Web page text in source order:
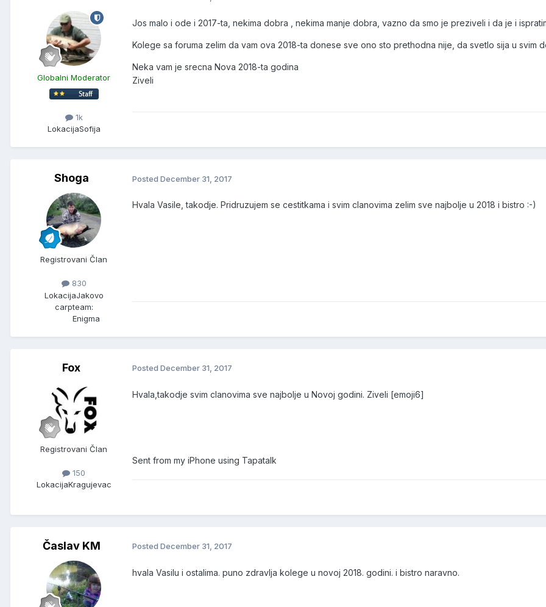
Globalni Moderator
1k
LokacijaSofija
Jos malo i ode i 2017-ta, nekima dobra , nekima manje dobra, vazno da smo je preziveli i da je i
Kolege sa foruma zelim da vam ova 2018-ta donese sve ono sto prethodna nije, da svetlo sija u svim
Neka vam je srecna Nova 2018-ta godina
Ziveli
Shoga
Registrovani Član
830
LokacijaJakovo
carpteam:
Enigma
Posted December 31, 2017
Hvala Vasile, takodje. Pridruzujem se cestitkama i svim clanovima zelim sve najbolje u 2018 i bistro :-)
Fox
Registrovani Član
150
LokacijaKragujevac
Posted December 31, 2017
Hvala,takodje svim clanovima sve najbolje u Novoj godini. Ziveli [emoji6]
Sent from my iPhone using Tapatalk
Časlav KM Posted December 31, 2017
hvala Vasilu i ostalima. puno zdravlja kolege u novoj 2018. godini. i bistro naravno.